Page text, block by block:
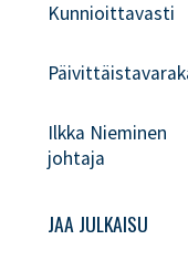
Kunnioittavasti
Ilkka Nieminen
johtaja
JAA JULKAISU